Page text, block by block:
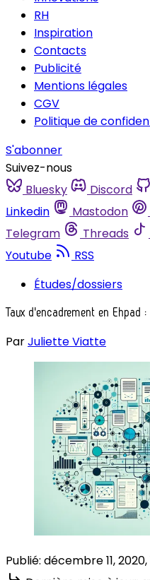
RH
Inspiration
Contacts
Publicité
Mentions légales
CGV
Politique de
S'abonner
Suivez-nous
Bluesky
Discord
Linkedin
Mastodon
Telegram
Threads
Youtube
RSS
Études/dossiers
Taux d'encadrement en Ehpad
ParJuliette Viatte
Publié: décembre 11,